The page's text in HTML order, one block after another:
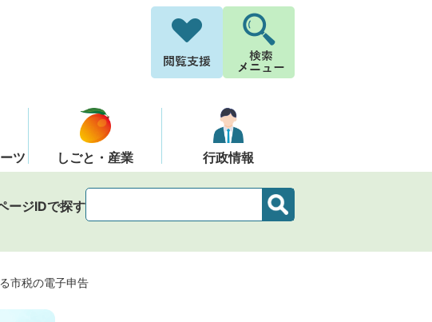
ツ しごと・産業 行政情報
ージIDで探す
市税の電子申告